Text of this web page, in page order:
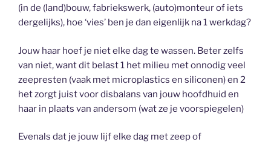
(in de (land)bouw, fabriekswerk, (auto)monteur of iets
dergelijks), hoe ‘vies’ ben je dan eigenlijk na 1 werkdag?
Jouw haar hoef je niet elke dag te wassen. Beter zelfs
van niet, want dit belast 1 het milieu met onnodig veel
zeepresten (vaak met microplastics en siliconen) en 2
het zorgt juist voor disbalans van jouw hoofdhuid en
haar in plaats van andersom (wat ze je voorspiegelen)
Evenals dat je jouw lijf elke dag met zeep of